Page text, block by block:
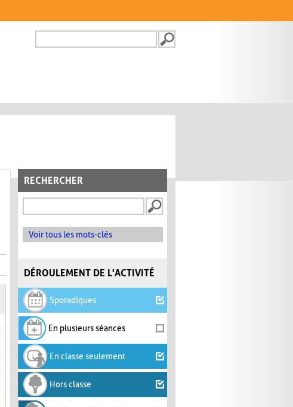
FORMULAIRE DE
RECHERCHER
Voir tous les mots-clés
DÉROULEMENT DE L'ACTIVITÉ
Sporadiques
En plusieurs séances
En classe seulement
Hors classe